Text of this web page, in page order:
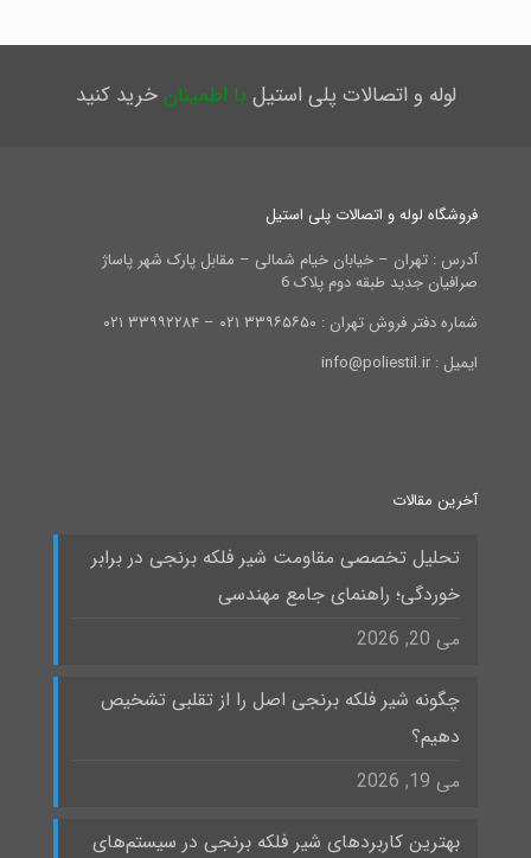
لوله و اتصالات پلی استیل با اطمینانخرید کنید
فروشگاه لوله و اتصالات پلی استیل
آدرس : تهران – خیابان خیام شمالی – مقابل پارک شهر پاساژ
صرافیان جدید طبقه دوم پلاک 6
شماره دفتر فروش تهران : ۳۳۹۶۵۶۵۰ ۰۲۱ – ۳۳۹۹۲۲۸۴ ۰۲۱
ایمیل : info@poliestil.ir
آخرین مقالات
تحلیل تخصصی مقاومت شیر فلکه برنجی در برابر
خوردگی؛ راهنمای جامع مهندسی
می 20, 2026
چگونه شیر فلکه برنجی اصل را از تقلبی تشخیص
دهیم؟
می 19, 2026
بهترین کاربردهای شیر فلکه برنجی در سیستم‌های